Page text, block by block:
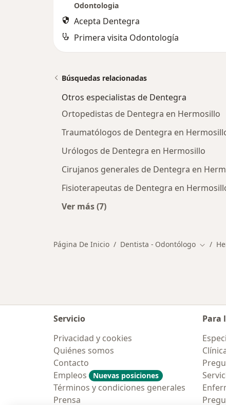
Odontologia
Acepta Dentegra
Primera visita Odontología
Búsquedas relacionadas
Otros especialistas de Dentegra
Ortopedistas de Dentegra en Hermosillo
Traumatólogos de Dentegra en
Urólogos de Dentegra en Hermosillo
Cirujanos generales de Dentegra en
Fisioterapeutas de Dentegra en
Ver más (7)
Página De Inicio Dentista - Odontólogo
Servicio
Privacidad y cookies
Quiénes somos
Contacto
Empleos
Nuevas posiciones
Términos y condiciones generales
Prensa
Para